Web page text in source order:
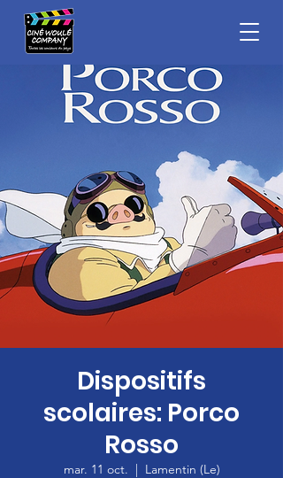
Dispositifs
scolaires: Porco
Rosso
mar. 11 oct.
  |
Lamentin (Le)